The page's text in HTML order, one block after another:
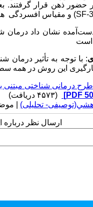
حضور ذهن قرار گرفتند.
SF-) و مقیاس افسردگی
نشان داد
است
: با توجه به تأثیر
این روش در
طرح درمانی شناختی مبتنی
(۴۵۷۳ دریافت)
تحلیلی) |
ارسال نظر درباره